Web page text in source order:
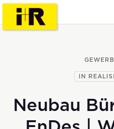
IN
Neubau